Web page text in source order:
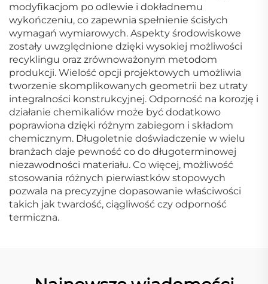
modyfikacjom po odlewie i dokładnemu
wykończeniu, co zapewnia spełnienie ścisłych
wymagań wymiarowych. Aspekty środowiskowe
zostały uwzględnione dzięki wysokiej możliwości
recyklingu oraz zrównoważonym metodom
produkcji. Wielość opcji projektowych umożliwia
tworzenie skomplikowanych geometrii bez utraty
integralności konstrukcyjnej. Odporność na korozję i
działanie chemikaliów może być dodatkowo
poprawiona dzięki różnym zabiegom i składom
chemicznym. Długoletnie doświadczenie w wielu
branżach daje pewność co do długoterminowej
niezawodności materiału. Co więcej, możliwość
stosowania różnych pierwiastków stopowych
pozwala na precyzyjne dopasowanie właściwości
takich jak twardość, ciągliwość czy odporność
termiczna.